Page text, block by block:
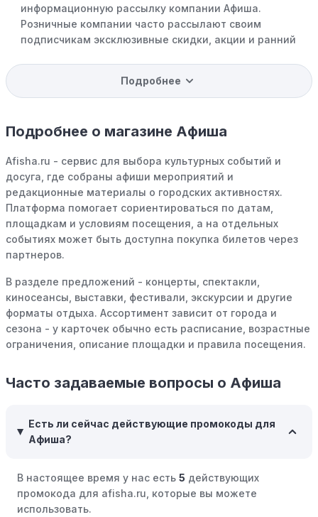
информационную рассылку компании Афиша.
Розничные компании часто рассылают своим
подписчикам эксклюзивные скидки, акции и ранний
Программы вознаграждений: Скорее всего, в
компании Афиша есть программы поощрения,
покупках. Накапливайте баллы и обменивайте их на
Совершать покупки во время распродаж:
крупными распродажами, такими как "черная
пятница" или сезонными акциями. В такие периоды
розничные компании часто предлагают значительные
скидки.
Бросьте корзину:
добавьте товары в корзину и оставьте их на день или
два. В некоторых случаях существует большая
вероятность того, что интернет-магазины, включая
Афиша, могут прислать вам код скидки, чтобы
побудить вас завершить покупку.
время межсезонных распродаж, когда магазины
товары на следующий сезон, когда они будут в
продаже.
Возможность бесплатной доставки:
интернет-магазинов часто предлагают бесплатную
доставку, что позволяет сэкономить. Некоторые
Подробнее
Подробнее о магазине Афиша
Afisha.ru - сервис для выбора культурных событий и
досуга, где собраны афиши мероприятий и
редакционные материалы о городских активностях.
Платформа помогает сориентироваться по датам,
площадкам и условиям посещения, а на отдельных
событиях может быть доступна покупка билетов через
партнеров.
В разделе предложений - концерты, спектакли,
киносеансы, выставки, фестивали, экскурсии и другие
форматы отдыха. Ассортимент зависит от города и
сезона - у карточек обычно есть расписание, возрастные
ограничения, описание площадки и правила посещения.
Часто задаваемые вопросы о Афиша
Есть ли сейчас действующие промокоды для
Афиша?
В настоящее время у нас есть 5 действующих
промокода для afisha.ru, которые вы можете
использовать.